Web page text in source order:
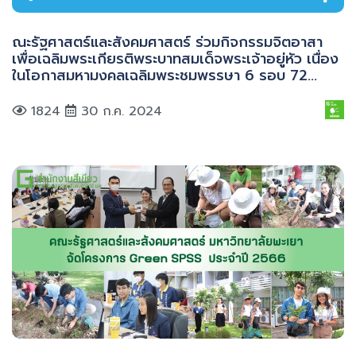
ณะรัฐศาสตร์และสังคมศาสตร์ ร่วมกิจกรรมจิตอาสา
เพื่อเฉลิมพระเกียรติพระบาทสมเด็จพระเจ้าอยู่หัว เนื่อง
ในโอกาสมหามงคลเฉลิมพระชมพรรษา 6 รอบ 72
1824 30 ก.ค. 2024